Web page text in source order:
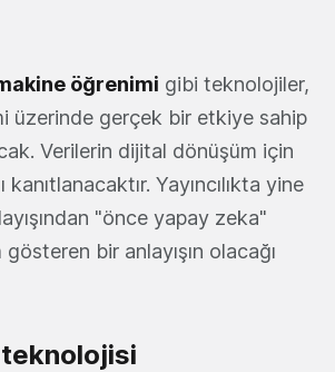
öğrenimi gibi teknolojiler,
üzerinde gerçek bir etkiye sahip
Verilerin dijital dönüşüm için
Yayıncılıkta yine
"önce yapay zeka"
gösteren bir anlayışın olacağı